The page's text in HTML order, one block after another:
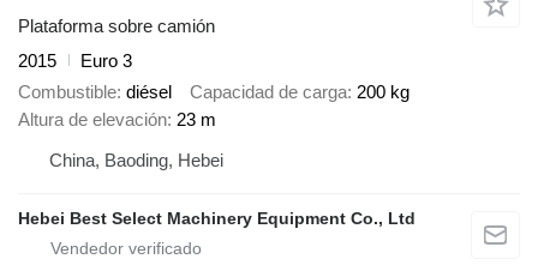
Plataforma sobre camión
2015
Euro 3
Combustible diésel Capacidad de carga 200 kg
Altura de elevación 23 m
China, Baoding, Hebei
Hebei Best Select Machinery Equipment Co., Ltd